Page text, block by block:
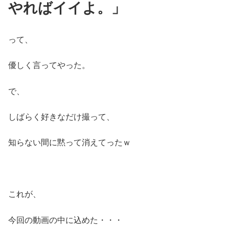
やればイイよ。」
って、
優しく言ってやった。
で、
しばらく好きなだけ撮って、
知らない間に黙って消えてったｗ
これが、
今回の動画の中に込めた・・・